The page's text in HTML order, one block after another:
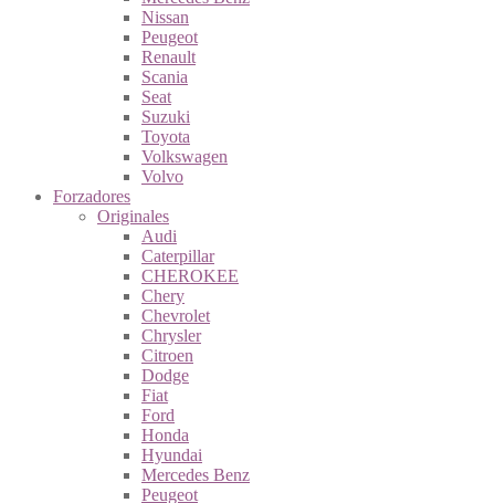
Nissan
Peugeot
Renault
Scania
Seat
Suzuki
Toyota
Volkswagen
Volvo
Forzadores
Originales
Audi
Caterpillar
CHEROKEE
Chery
Chevrolet
Chrysler
Citroen
Dodge
Fiat
Ford
Honda
Hyundai
Mercedes Benz
Peugeot